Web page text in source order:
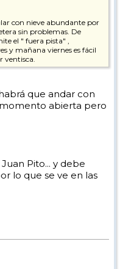
con nieve abundante por
sin problemas. De
el " fuera pista" ,
y mañana viernes es fácil
ventisca.
que andar con
abierta pero
Pito... y debe
lo que se ve en las